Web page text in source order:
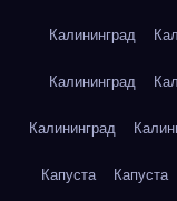
Калининград
Калининград
Калининград
Капуста Капуста